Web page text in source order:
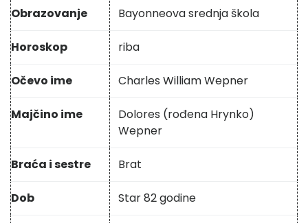
Obrazovanje Bayonneova srednja škola
Horoskop riba
Očevo ime Charles William Wepner
Majčino ime
Dolores (rođena Hrynko)
Wepner
Braća i sestre Brat
Dob Star 82 godine